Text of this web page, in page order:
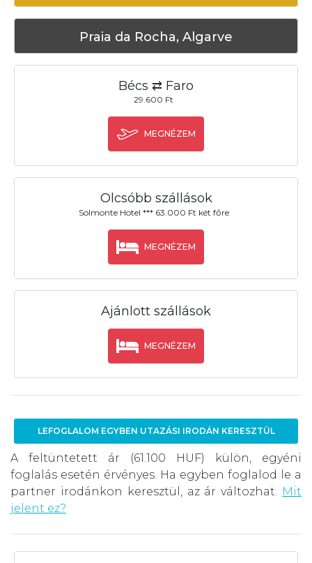
Praia da Rocha, Algarve
Bécs ⇄ Faro
29.600 Ft
MEGNÉZEM
Olcsóbb szállások
Solmonte Hotel *** 63.000 Ft két főre
MEGNÉZEM
Ajánlott szállások
MEGNÉZEM
LEFOGLALOM EGYBEN UTAZÁSI IRODÁN KERESZTÜL
A feltüntetett ár (61.100 HUF) külön, egyéni
foglalás esetén érvényes. Ha egyben foglalod le a
partner irodánkon keresztül, az ár változhat.
Mit
jelent ez?